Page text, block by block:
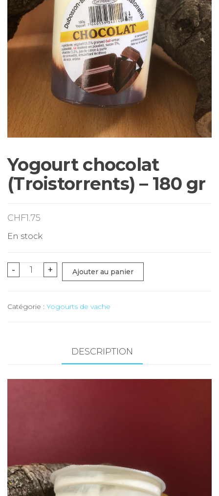
Yogourt chocolat
(Troistorrents) – 180 gr
CHF1.75
En stock
-
quantité
chocolat
+ Ajouter au panier
Catégorie : Yogourts de vache
DESCRIPTION